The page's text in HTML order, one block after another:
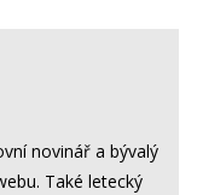
novinář a bývalý
Také letecký